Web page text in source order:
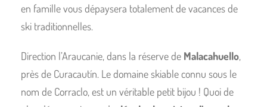
en famille vous dépaysera totalement de vacances de
ski traditionnelles.
Direction l’Araucanie, dans la réserve de Malacahuello,
près de Curacautín. Le domaine skiable connu sous le
nom de Corraclo, est un véritable petit bijou ! Quoi de